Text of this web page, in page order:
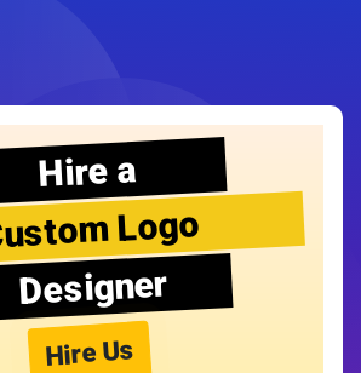
Hire a
Logo
Designer
Hire Us